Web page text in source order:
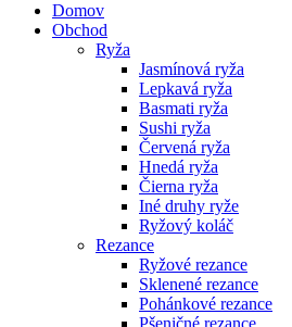
Domov
Obchod
Ryža
Jasmínová ryža
Lepkavá ryža
Basmati ryža
Sushi ryža
Červená ryža
Hnedá ryža
Čierna ryža
Iné druhy ryže
Ryžový koláč
Rezance
Ryžové rezance
Sklenené rezance
Pohánkové rezance